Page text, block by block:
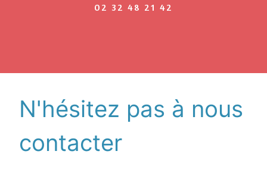
02 32 48 21 42
N'hésitez pas à nous
contacter